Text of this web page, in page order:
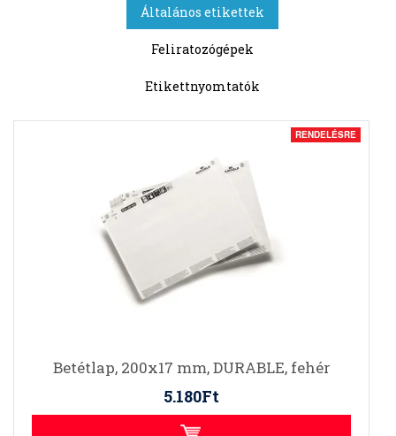
Általános etikettek
Feliratozógépek
Etikettnyomtatók
RENDELÉSRE
Betétlap, 200x17 mm, DURABLE, fehér
5.180Ft